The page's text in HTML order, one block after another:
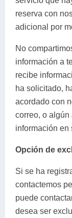
reserva con
adicional por
No
información a
recibe
ha solicitado,
acordado con
correo, o
información en
Opción de
Si se ha
contactemos
puede
desea ser